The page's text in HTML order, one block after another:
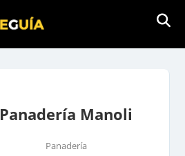
Panadería Manoli
Panadería